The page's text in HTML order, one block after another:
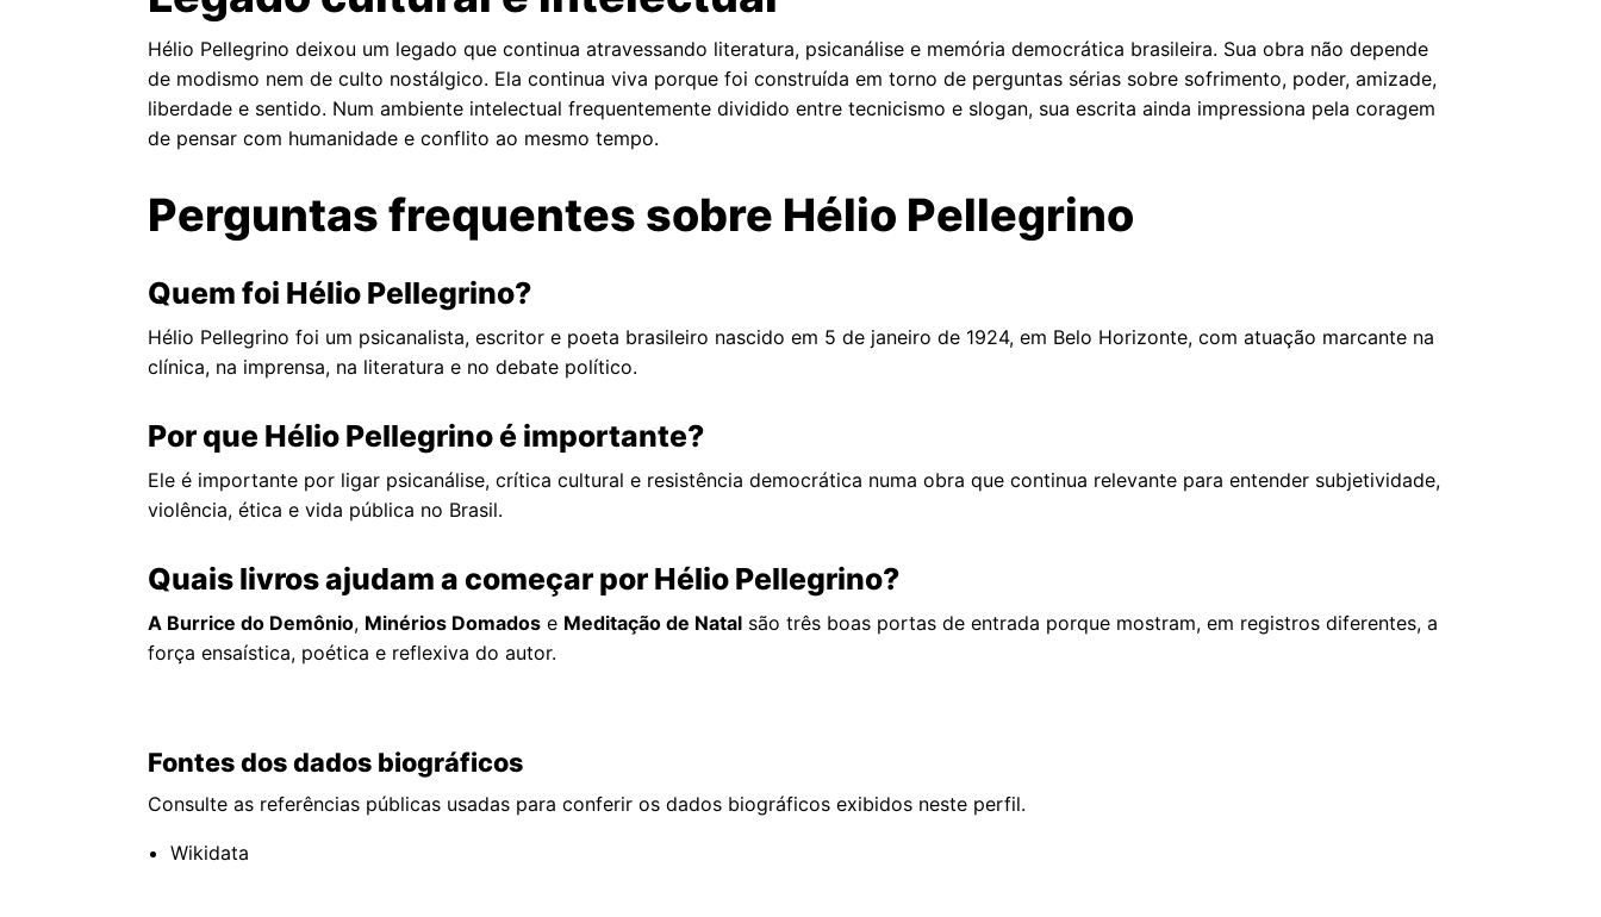
Hélio Pellegrino deixou um legado que continua atravessando literatura, psicanálise e memória democrática brasileira. Sua obra não depende
de modismo nem de culto nostálgico. Ela continua viva porque foi construída em torno de perguntas sérias sobre sofrimento, poder, amizade,
liberdade e sentido. Num ambiente intelectual frequentemente dividido entre tecnicismo e slogan, sua escrita ainda impressiona pela coragem
de pensar com humanidade e conflito ao mesmo tempo.
Perguntas frequentes sobre Hélio Pellegrino
Quem foi Hélio Pellegrino?
Hélio Pellegrino foi um psicanalista, escritor e poeta brasileiro nascido em 5 de janeiro de 1924, em Belo Horizonte, com atuação marcante na
clínica, na imprensa, na literatura e no debate político.
Por que Hélio Pellegrino é importante?
Ele é importante por ligar psicanálise, crítica cultural e resistência democrática numa obra que continua relevante para entender subjetividade,
violência, ética e vida pública no Brasil.
Quais livros ajudam a começar por Hélio Pellegrino?
A Burrice do Demônio, Minérios Domados e Meditação de Natal são três boas portas de entrada porque mostram, em registros diferentes, a
força ensaística, poética e reflexiva do autor.
Fontes dos dados biográficos
Consulte as referências públicas usadas para conferir os dados biográficos exibidos neste perfil.
Wikidata